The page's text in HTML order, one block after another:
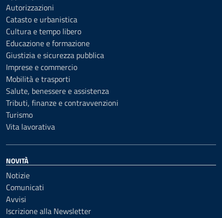
Autorizzazioni
Catasto e urbanistica
Cultura e tempo libero
Educazione e formazione
Giustizia e sicurezza pubblica
Imprese e commercio
Mobilità e trasporti
Salute, benessere e assistenza
Tributi, finanze e contravvenzioni
Turismo
Vita lavorativa
NOVITÀ
Notizie
Comunicati
Avvisi
Iscrizione alla Newsletter